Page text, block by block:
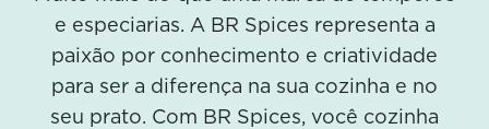
e especiarias. A BR Spices representa a
paixão por conhecimento e criatividade
para ser a diferença na sua cozinha e no
seu prato. Com BR Spices, você cozinha